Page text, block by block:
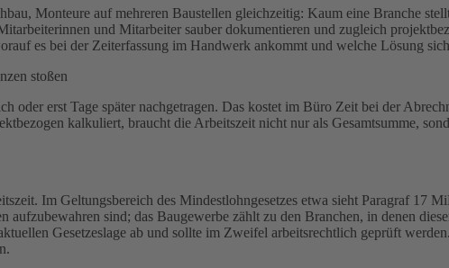
Monteure auf mehreren Baustellen gleichzeitig: Kaum eine Branche
und Mitarbeiter sauber dokumentieren und zugleich
es bei der Zeiterfassung im Handwerk ankommt und welche Lösung
stoßen
oder erst Tage später nachgetragen. Das kostet im Büro Zeit bei der
kalkuliert, braucht die Arbeitszeit nicht nur als Gesamtsumme,
Im Geltungsbereich des Mindestlohngesetzes etwa sieht Paragraf 17
aufzubewahren sind; das Baugewerbe zählt zu den Branchen, in denen
Gesetzeslage ab und sollte im Zweifel arbeitsrechtlich geprüft